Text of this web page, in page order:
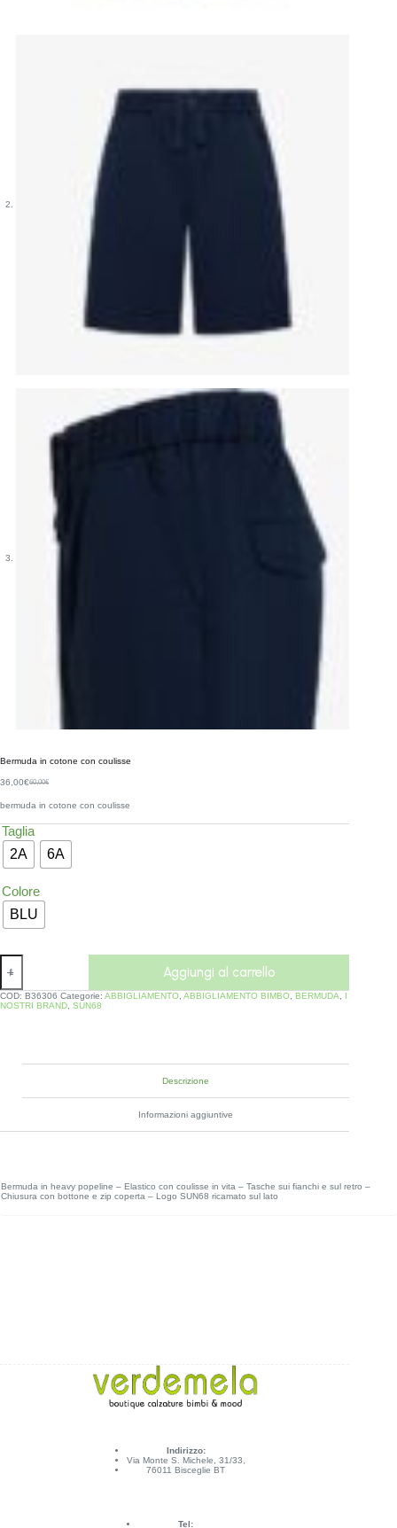
Bermuda in cotone con coulisse
60,00€
36,00€
bermuda in cotone con coulisse
Taglia
2A
6A
Colore
BLU
Aggiungi al carrello
COD: B36306 Categorie: ABBIGLIAMENTO ABBIGLIAMENTO BIMBO BERMUDA
I
NOSTRI BRAND SUN68
Descrizione
Informazioni aggiuntive
Bermuda in heavy popeline – Elastico con coulisse in vita – Tasche sui fianchi e sul retro –
Chiusura con bottone e zip coperta – Logo SUN68 ricamato sul lato
Indirizzo:
Via Monte S. Michele, 31/33,
76011 Bisceglie BT
Tel: